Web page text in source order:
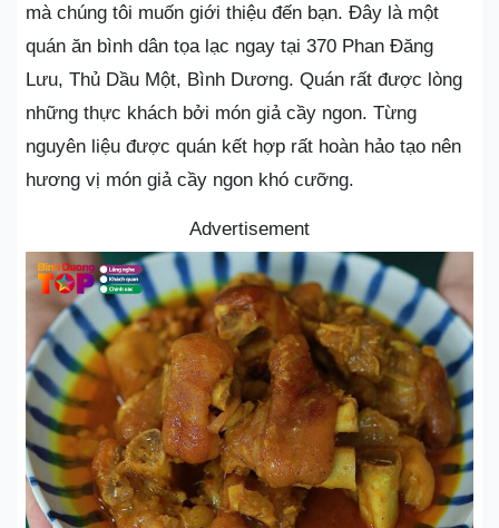
mà chúng tôi muốn giới thiệu đến bạn. Đây là một
quán ăn bình dân tọa lạc ngay tại 370 Phan Đăng
Lưu, Thủ Dầu Một, Bình Dương. Quán rất được lòng
những thực khách bởi món giả cầy ngon. Từng
nguyên liệu được quán kết hợp rất hoàn hảo tạo nên
hương vị món giả cầy ngon khó cưỡng.
Advertisement